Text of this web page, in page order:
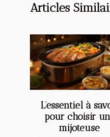
Articles
L’essentiel à
pour choisir
mijoteuse